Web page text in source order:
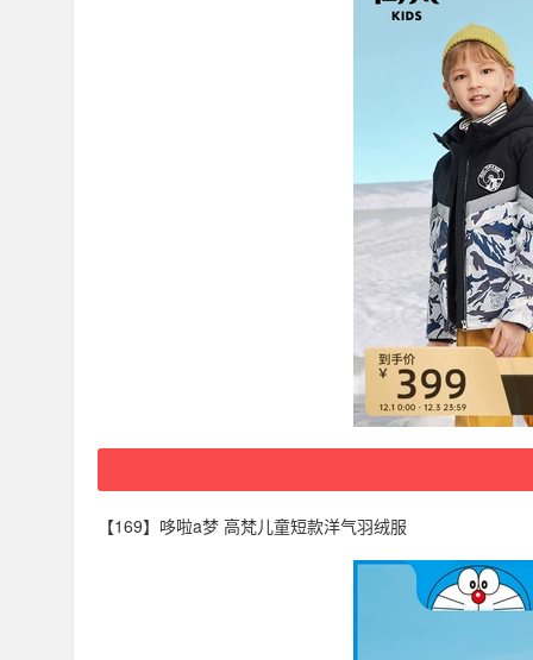
【169】哆啦a梦 高梵儿童短款洋气羽绒服